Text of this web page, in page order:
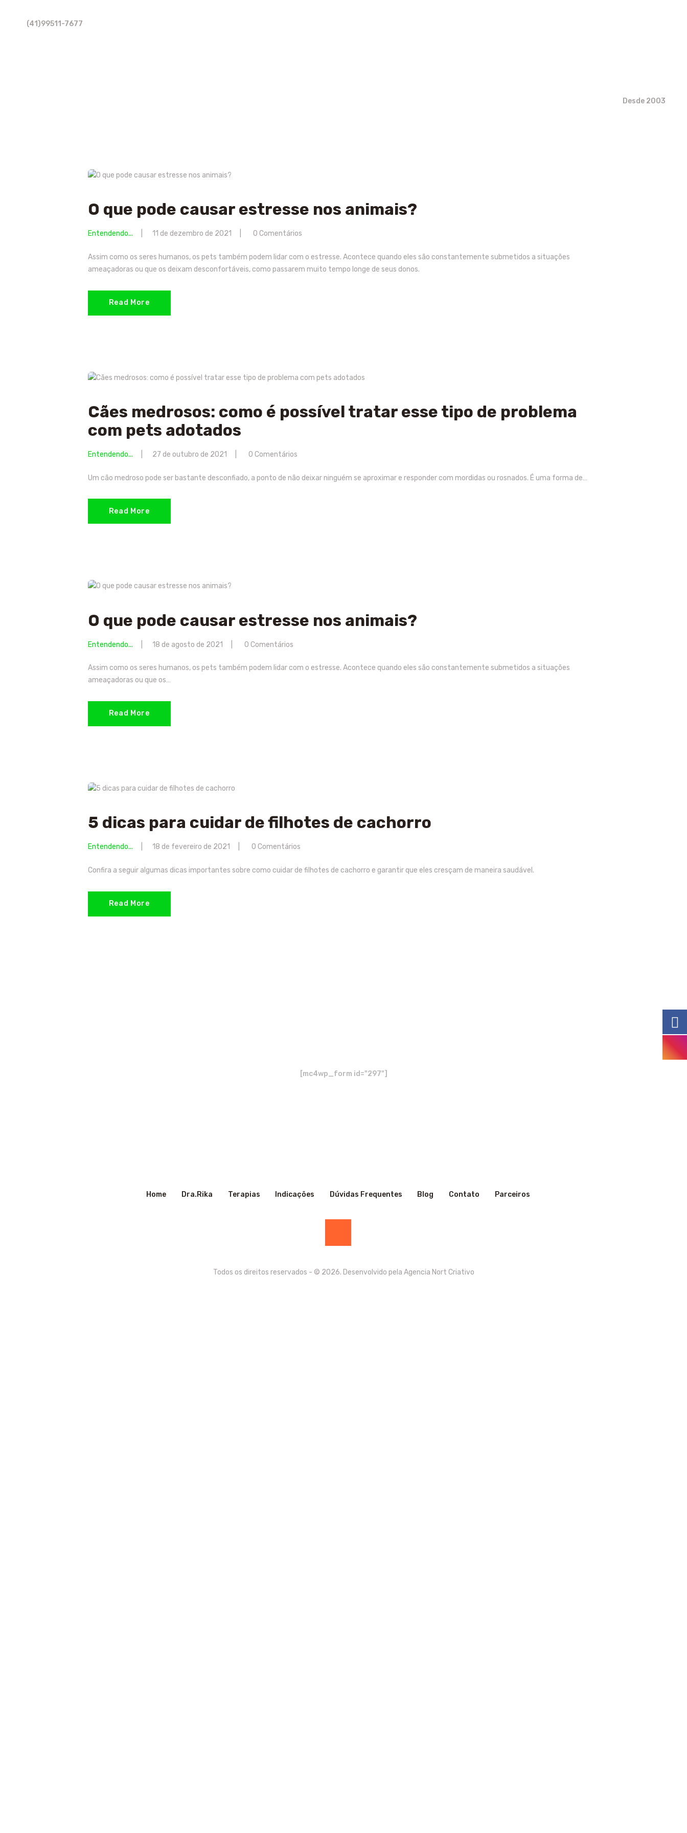
(41)99511-7677
Desde 2003
O que pode causar estresse nos animais?
Entendendo... 11 de dezembro de 2021 0 Comentários
Assim como os seres humanos, os pets também podem lidar com o estresse. Acontece quando eles são constantemente submetidos a situações
ameaçadoras ou que os deixam desconfortáveis, como passarem muito tempo longe de seus donos.
Read More
Cães medrosos: como é possível tratar esse tipo de problema
com pets adotados
Entendendo... 27 de outubro de 2021 0 Comentários
Um cão medroso pode ser bastante desconfiado, a ponto de não deixar ninguém se aproximar e responder com mordidas ou rosnados. É uma forma de…
Read More
O que pode causar estresse nos animais?
Entendendo... 18 de agosto de 2021 0 Comentários
Assim como os seres humanos, os pets também podem lidar com o estresse. Acontece quando eles são constantemente submetidos a situações
ameaçadoras ou que os…
Read More
5 dicas para cuidar de filhotes de cachorro
Entendendo... 18 de fevereiro de 2021 0 Comentários
Confira a seguir algumas dicas importantes sobre como cuidar de filhotes de cachorro e garantir que eles cresçam de maneira saudável.
Read More
[mc4wp_form id="297"]
Home Dra.Rika Terapias Indicações Dúvidas Frequentes Blog Contato Parceiros
Todos os direitos reservados - © 2026. Desenvolvido pela Agencia Nort Criativo